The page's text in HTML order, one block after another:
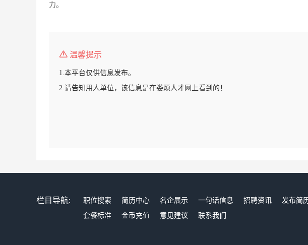
力。
温馨提示
1.本平台仅供信息发布。
2.请告知用人单位，该信息是在娄烦人才网上看到的！
栏目导航: 职位搜索 简历中心 名企展示 一句话信息 招聘资讯 发布简
套餐标准
金币充值 意见建议 联系我们